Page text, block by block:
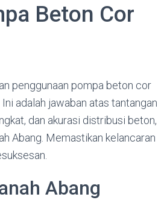
Beton Cor
penggunaan pompa beton cor
Ini adalah jawaban atas tantangan
dan akurasi distribusi beton,
Abang. Memastikan kelancaran
Abang